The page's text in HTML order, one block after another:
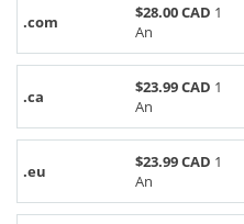
.com $28.00 CAD 1
An
.ca $23.99 CAD 1
An
.eu $23.99 CAD 1
An